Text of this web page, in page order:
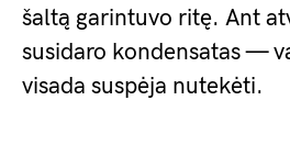
šaltą garintuvo ritę. Ant
susidaro kondensatas —
visada suspėja nutekėti.